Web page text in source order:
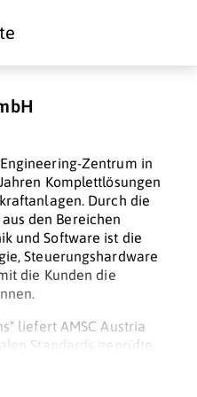
Zentrum in
Komplettlösungen
Durch die
den Bereichen
und Software ist die
Steuerungshardware
die Kunden die
liefert AMSC Austria
Standards geprüfte
inklusive